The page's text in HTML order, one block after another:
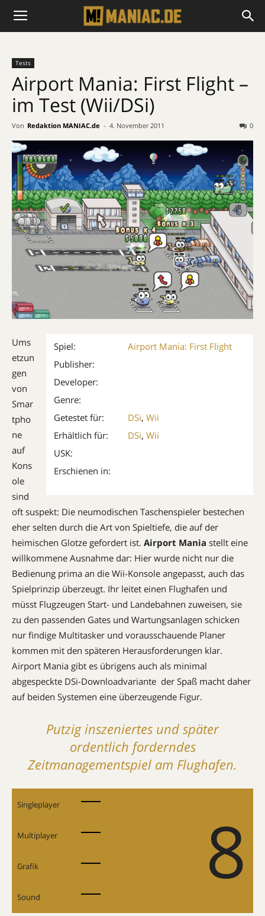
Tests
Airport Mania: First Flight –
im Test (Wii/DSi)
Von Redaktion MANIAC.de - 4. November 2011 0
Spiel:
Airport Mania: First Flight
Publisher:
Developer:
Genre:
Getestet für:
DSi, Wii
Erhältlich für:
DSi, Wii
USK:
Erschienen in:
Ums
etzun
gen
von
Smar
tpho
ne
auf
Kons
ole
sind
oft suspekt: Die neumodischen Taschenspieler bestechen
eher selten durch die Art von Spieltiefe, die auf der
heimischen Glotze gefordert ist. Airport Mania stellt eine
willkommene Ausnahme dar: Hier wurde nicht nur die
Bedienung prima an die Wii-Konsole angepasst, auch das
Spielprinzip überzeugt. Ihr leitet einen Flughafen und
müsst Flugzeugen Start- und Landebahnen zuweisen, sie
zu den passenden Gates und Wartungsanlagen schicken 
nur findige Multitasker und vorausschauende Planer
kommen mit den späteren Herausforderungen klar.
Airport Mania gibt es übrigens auch als minimal
abgespeckte DSi-Downloadvariante  der Spaß macht daher
auf beiden Systemen eine überzeugende Figur.
Putzig inszeniertes und später
ordentlich forderndes
Zeitmanagementspiel am Flughafen.
Singleplayer 8
Multiplayer
Grafik
Sound